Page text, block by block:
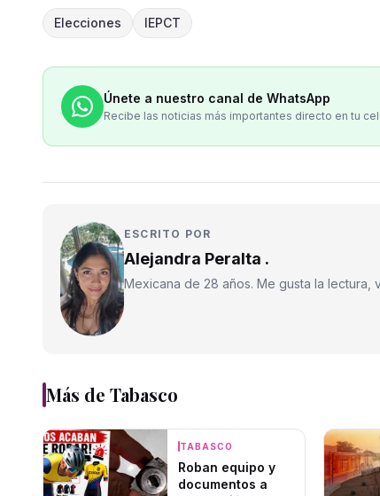
Elecciones IEPCT
Únete a nuestro canal de WhatsApp
Recibe las noticias más importantes directo en tu
ESCRITO POR
Alejandra Peralta .
Mexicana de 28 años. Me gusta la lectura,
Más de Tabasco
TABASCO
Roban equipo y
documentos a